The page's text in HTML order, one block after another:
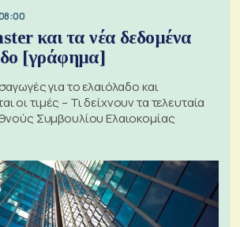
και τα νέα δεδομένα
[γράφημα]
για το ελαιόλαδο και
οι τιμές – Τι δείχνουν τα τελευταία
Συμβουλίου Ελαιοκομίας